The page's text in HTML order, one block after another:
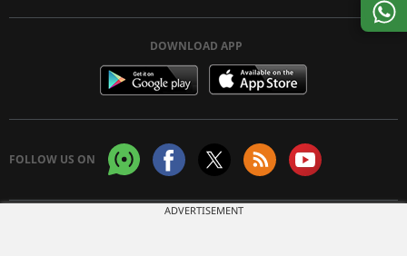
DOWNLOAD APP
FOLLOW US ON
ADVERTISEMENT